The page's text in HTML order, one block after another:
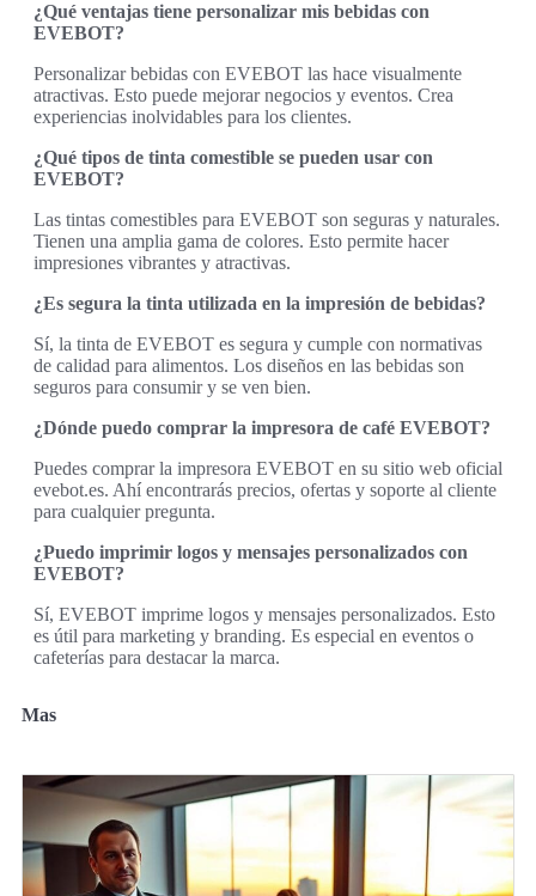
¿Qué ventajas tiene personalizar mis bebidas con
EVEBOT?
Personalizar bebidas con EVEBOT las hace visualmente
atractivas. Esto puede mejorar negocios y eventos. Crea
experiencias inolvidables para los clientes.
¿Qué tipos de tinta comestible se pueden usar con
EVEBOT?
Las tintas comestibles para EVEBOT son seguras y naturales.
Tienen una amplia gama de colores. Esto permite hacer
impresiones vibrantes y atractivas.
¿Es segura la tinta utilizada en la impresión de bebidas?
Sí, la tinta de EVEBOT es segura y cumple con normativas
de calidad para alimentos. Los diseños en las bebidas son
seguros para consumir y se ven bien.
¿Dónde puedo comprar la impresora de café EVEBOT?
Puedes comprar la impresora EVEBOT en su sitio web oficial
evebot.es. Ahí encontrarás precios, ofertas y soporte al cliente
para cualquier pregunta.
¿Puedo imprimir logos y mensajes personalizados con
EVEBOT?
Sí, EVEBOT imprime logos y mensajes personalizados. Esto
es útil para marketing y branding. Es especial en eventos o
cafeterías para destacar la marca.
Mas